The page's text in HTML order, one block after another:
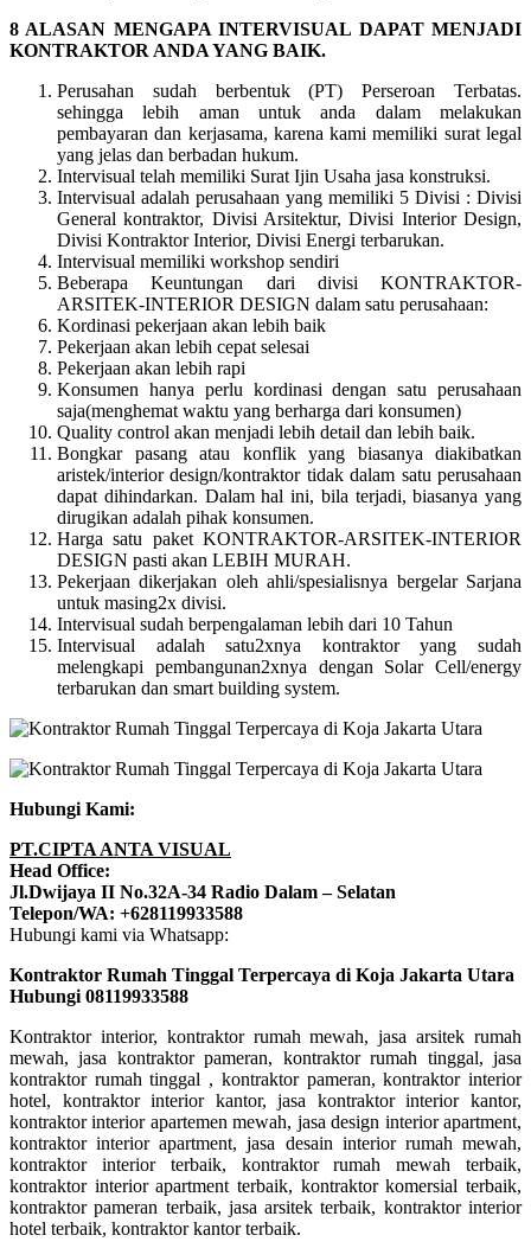
8 ALASAN MENGAPA INTERVISUAL DAPAT MENJADI
KONTRAKTOR ANDA YANG BAIK.
Perusahan sudah berbentuk (PT) Perseroan Terbatas.
sehingga lebih aman untuk anda dalam melakukan
pembayaran dan kerjasama, karena kami memiliki surat legal
yang jelas dan berbadan hukum.
Intervisual telah memiliki Surat Ijin Usaha jasa konstruksi.
Intervisual adalah perusahaan yang memiliki 5 Divisi : Divisi
General kontraktor, Divisi Arsitektur, Divisi Interior Design,
Divisi Kontraktor Interior, Divisi Energi terbarukan.
Intervisual memiliki workshop sendiri
Beberapa Keuntungan dari divisi KONTRAKTOR-
ARSITEK-INTERIOR DESIGN dalam satu perusahaan:
Kordinasi pekerjaan akan lebih baik
Pekerjaan akan lebih cepat selesai
Pekerjaan akan lebih rapi
Konsumen hanya perlu kordinasi dengan satu perusahaan
saja(menghemat waktu yang berharga dari konsumen)
Quality control akan menjadi lebih detail dan lebih baik.
Bongkar pasang atau konflik yang biasanya diakibatkan
aristek/interior design/kontraktor tidak dalam satu perusahaan
dapat dihindarkan. Dalam hal ini, bila terjadi, biasanya yang
dirugikan adalah pihak konsumen.
Harga satu paket KONTRAKTOR-ARSITEK-INTERIOR
DESIGN pasti akan LEBIH MURAH.
Pekerjaan dikerjakan oleh ahli/spesialisnya bergelar Sarjana
untuk masing2x divisi.
Intervisual sudah berpengalaman lebih dari 10 Tahun
Intervisual adalah satu2xnya kontraktor yang sudah
melengkapi pembangunan2xnya dengan Solar Cell/energy
terbarukan dan smart building system.
Hubungi Kami:
PT.CIPTA ANTA VISUAL
Head Office:
Jl.Dwijaya II No.32A-34 Radio Dalam – Selatan
Telepon/WA: +628119933588
Hubungi kami via Whatsapp:
Kontraktor Rumah Tinggal Terpercaya di Koja Jakarta Utara
Hubungi 08119933588
Kontraktor interior, kontraktor rumah mewah, jasa arsitek rumah
mewah, jasa kontraktor pameran, kontraktor rumah tinggal, jasa
kontraktor rumah tinggal , kontraktor pameran, kontraktor interior
hotel, kontraktor interior kantor, jasa kontraktor interior kantor,
kontraktor interior apartemen mewah, jasa design interior apartment,
kontraktor interior apartment, jasa desain interior rumah mewah,
kontraktor interior terbaik, kontraktor rumah mewah terbaik,
kontraktor interior apartment terbaik, kontraktor komersial terbaik,
kontraktor pameran terbaik, jasa arsitek terbaik, kontraktor interior
hotel terbaik, kontraktor kantor terbaik.